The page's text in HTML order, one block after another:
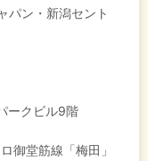
パン・新潟セント
ークビル9階
御堂筋線「梅田」